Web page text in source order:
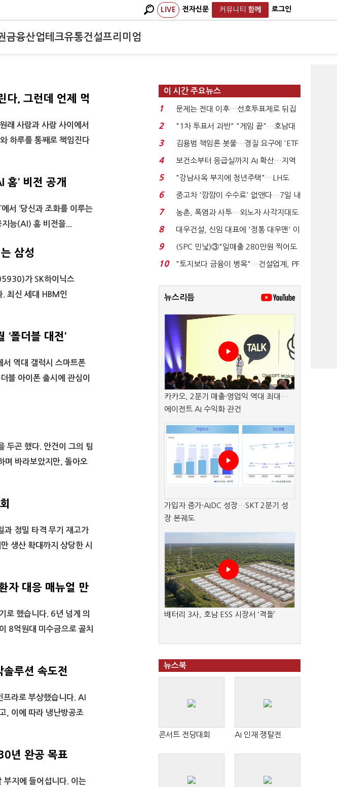
LIVE 전자신문 커뮤니티 함께 로그인
금융산업테크유통건설프리미엄
다, 그런데 언제 먹
래 사람과 사람 사이에서
하루를 통째로 책임진다
홈’ 비전 공개
서 ‘당신과 조화를 이루는
능(AI) 홈 비전을...
삼성
가 SK하이닉스
최신 세대 HBM인
폴더블 대전’
역대 갤럭시 스마트폰
블 아이폰 출시에 관심이
두곤 했다. 안건이 그의 팀
며 바라보았지만, 돌아오
과 정밀 타격 무기 재고가
생산 확대까지 상당한 시
자 대응 매뉴얼 만
로 했습니다. 6년 넘게 의
8억원대 미수금으로 골치
루션 속도전
라로 부상했습니다. AI
, 이에 따라 냉난방공조
년 완공 목표
부지에 들어섭니다. 이는
이 시간 주요뉴스
1
문제는 전대 이후…선호투표제로 뒤집
힐 땐 '지지층 불...
2
"1차 투표서 과반" "게임 끝"…호남대
전 앞두고 '충돌'...
3
김용범 책임론 봇물…경질 요구에 'ETF
특검' 주장까지...
4
보건소부터 응급실까지 AI 확산…지역
의료 혁신 본격...
5
"강남사옥 부지에 청년주택"…LH도
'공급 속도전'...
6
중고차 '깜깜이 수수료' 없앤다…7일 내
중대하자 생기...
7
농촌, 폭염과 사투…외노자 사각지대도
없앤다
8
대우건설, 신임 대표에 '정통 대우맨' 이
강석 부사장 내정...
9
(SPC 민낯)③"일매출 280만원 찍어도
수익 제자리"…점...
10
"토지보다 금융이 병목"…건설업계, PF
뉴스리듬
카카오, 2분기 매출·영업익 역대 최대…
에이전트 AI 수익화 관건
가입자 증가·AIDC 성장…SKT 2분기 성
장 본궤도
배터리 3사, 호남 ESS 시장서 ‘격돌’
뉴스북
콘서트 전당대회 AI 인재 쟁탈전